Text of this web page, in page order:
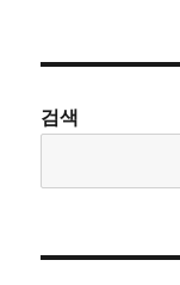
검색